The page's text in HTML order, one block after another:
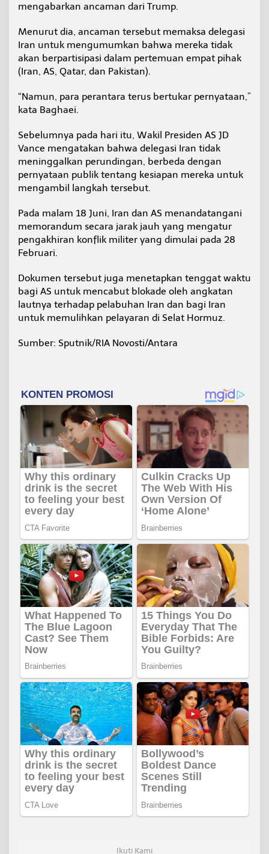
mengabarkan ancaman dari Trump.
Menurut dia, ancaman tersebut memaksa delegasi
Iran untuk mengumumkan bahwa mereka tidak
akan berpartisipasi dalam pertemuan empat pihak
(Iran, AS, Qatar, dan Pakistan).
“Namun, para perantara terus bertukar pernyataan,”
kata Baghaei.
Sebelumnya pada hari itu, Wakil Presiden AS JD
Vance mengatakan bahwa delegasi Iran tidak
meninggalkan perundingan, berbeda dengan
pernyataan publik tentang kesiapan mereka untuk
mengambil langkah tersebut.
Pada malam 18 Juni, Iran dan AS menandatangani
memorandum secara jarak jauh yang mengatur
pengakhiran konflik militer yang dimulai pada 28
Februari.
Dokumen tersebut juga menetapkan tenggat waktu
bagi AS untuk mencabut blokade oleh angkatan
lautnya terhadap pelabuhan Iran dan bagi Iran
untuk memulihkan pelayaran di Selat Hormuz.
Sumber: Sputnik/RIA Novosti/Antara
Ikuti Kami